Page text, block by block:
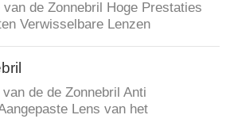
de Zonnebril Hoge Prestaties
Verwisselbare Lenzen
de de Zonnebril Anti
Lens van het